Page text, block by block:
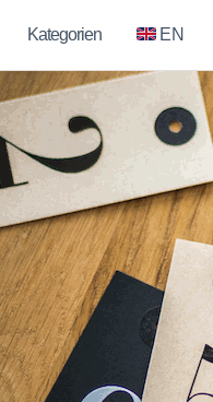
Kategorien EN